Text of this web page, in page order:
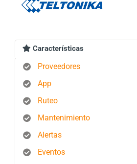
Características
Proveedores
App
Ruteo
Mantenimiento
Alertas
Eventos